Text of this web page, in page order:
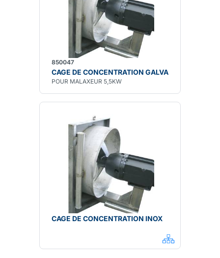
850047
CAGE DE CONCENTRATION GALVA
POUR MALAXEUR 5,5KW
CAGE DE CONCENTRATION INOX